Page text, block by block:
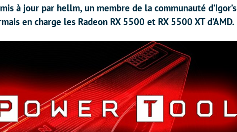
à jour par hellm, un membre de la communauté d’Igor’s
en charge les Radeon RX 5500 et RX 5500 XT d’AMD.